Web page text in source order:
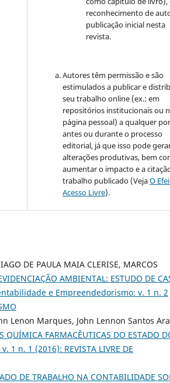
reconhecimento de
publicação inicial nesta
revista.
Autores têm permissão e são
estimulados a publicar e
seu trabalho online (ex.: em
repositórios institucionais ou
página pessoal) a qualquer
antes ou durante o processo
editorial, já que isso pode
alterações produtivas, bem
aumentar o impacto e a
trabalho publicado (VejaO
Acesso Livre).
DE PAULA MAIA CLERISE, MARCOS
AMBIENTAL: ESTUDO DE
e Empreendedorismo: v. 1 n. 2
Lenon Marques, John Lennon Santos
FARMACÊUTICAS DO ESTADO
n. 1 (2016): REVISTA LIVRE DE
DE TRABALHO NA CONTABILIDADE